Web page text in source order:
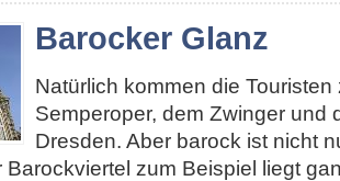
Barocker Glanz
Natürlich kommen die
Semperoper, dem Zwinger und
Dresden. Aber barock ist nicht
Barockviertel zum Beispiel liegt